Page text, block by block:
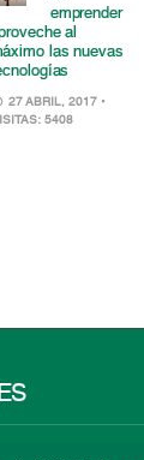
emprender
al
las nuevas
27 ABRIL, 2017 •
5408